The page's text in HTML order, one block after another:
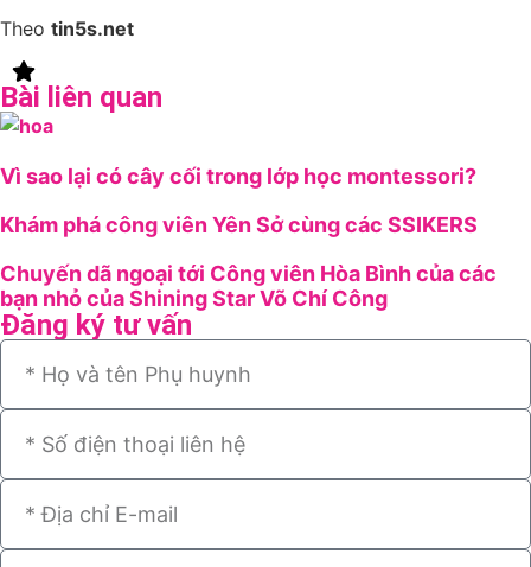
Theo tin5s.net
Bài liên quan
Vì sao lại có cây cối trong lớp học montessori?
Khám phá công viên Yên Sở cùng các SSIKERS
Chuyến dã ngoại tới Công viên Hòa Bình của các
bạn nhỏ của Shining Star Võ Chí Công
Đăng ký tư vấn